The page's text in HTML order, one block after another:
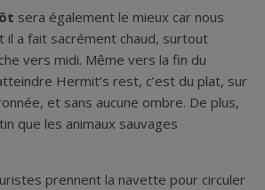
sera également le mieux car nous
il a fait sacrément chaud, surtout
vers midi. Même vers la fin du
Hermit’s rest, c’est du plat, sur
et sans aucune ombre. De plus,
que les animaux sauvages
prennent la navette pour circuler